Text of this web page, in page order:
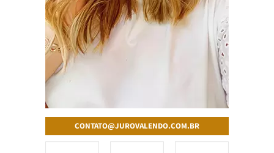
CONTATO@JUROVALENDO.COM.BR